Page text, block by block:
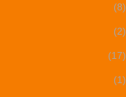
(8)
(2)
(17)
(1)